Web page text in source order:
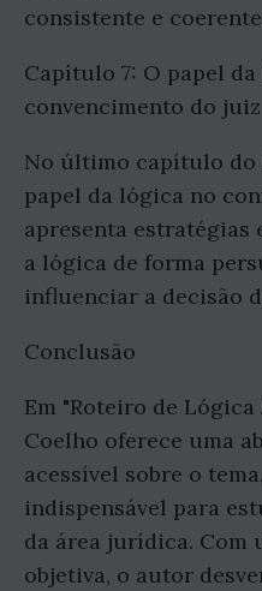
consistente e
Capítulo 7: O papel
convencimento do juiz
No último capítulo
papel da lógica no
apresenta
a lógica de forma
influenciar a decisão
Conclusão
Em "Roteiro de
Coelho oferece uma
acessível sobre o
indispensável para
da área jurídica. Com
objetiva, o autor